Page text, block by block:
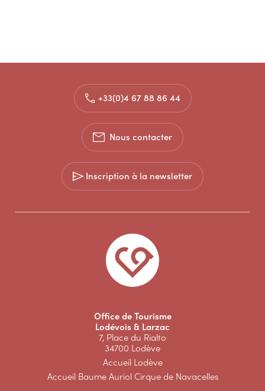
+33(0)4 67 88 86 44
Nous contacter
Inscription à la newsletter
Office de Tourisme
Lodévois & Larzac
7, Place du Rialto
34700 Lodève
Accueil Lodève
Accueil Baume Auriol Cirque de Navacelles